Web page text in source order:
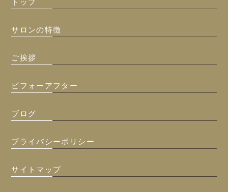
トップ
サロンの特徴
ご挨拶
ビフォーアフター
ブログ
プライバシーポリシー
サイトマップ